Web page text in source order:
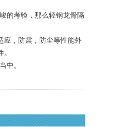
的考验，那么轻钢龙骨隔
，防震，防尘等性能外
中。